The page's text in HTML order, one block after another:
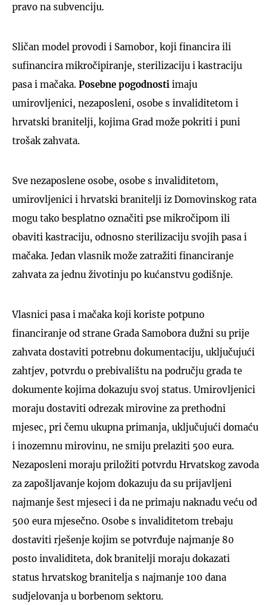
pravo na subvenciju.
Sličan model provodi i Samobor, koji financira ili
sufinancira mikročipiranje, sterilizaciju i kastraciju
pasa i mačaka. Posebne pogodnosti imaju
umirovljenici, nezaposleni, osobe s invaliditetom i
hrvatski branitelji, kojima Grad može pokriti i puni
trošak zahvata.
Sve nezaposlene osobe, osobe s invaliditetom,
umirovljenici i hrvatski branitelji iz Domovinskog rata
mogu tako besplatno označiti pse mikročipom ili
obaviti kastraciju, odnosno sterilizaciju svojih pasa i
mačaka. Jedan vlasnik može zatražiti financiranje
zahvata za jednu životinju po kućanstvu godišnje.
Vlasnici pasa i mačaka koji koriste potpuno
financiranje od strane Grada Samobora dužni su prije
zahvata dostaviti potrebnu dokumentaciju, uključujući
zahtjev, potvrdu o prebivalištu na području grada te
dokumente kojima dokazuju svoj status. Umirovljenici
moraju dostaviti odrezak mirovine za prethodni
mjesec, pri čemu ukupna primanja, uključujući domaću
i inozemnu mirovinu, ne smiju prelaziti 500 eura.
Nezaposleni moraju priložiti potvrdu Hrvatskog zavoda
za zapošljavanje kojom dokazuju da su prijavljeni
najmanje šest mjeseci i da ne primaju naknadu veću od
500 eura mjesečno. Osobe s invaliditetom trebaju
dostaviti rješenje kojim se potvrđuje najmanje 80
posto invaliditeta, dok branitelji moraju dokazati
status hrvatskog branitelja s najmanje 100 dana
sudjelovanja u borbenom sektoru.